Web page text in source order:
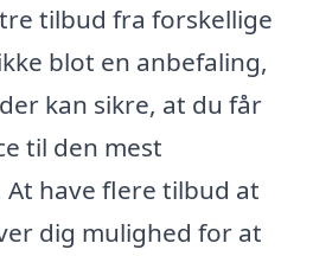
tilbud fra forskellige
blot en anbefaling,
kan sikre, at du får
til den mest
have flere tilbud at
dig mulighed for at